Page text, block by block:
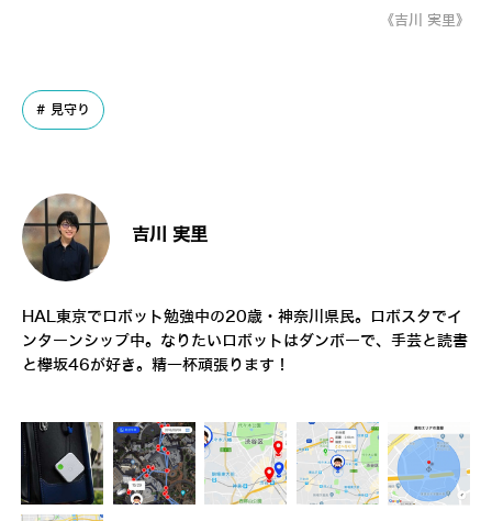
《吉川 実里》
見守り
吉川 実里
HAL東京でロボット勉強中の20歳・神奈川県民。ロボスタでイ
ンターンシップ中。なりたいロボットはダンボーで、手芸と読書
と欅坂46が好き。精一杯頑張ります！